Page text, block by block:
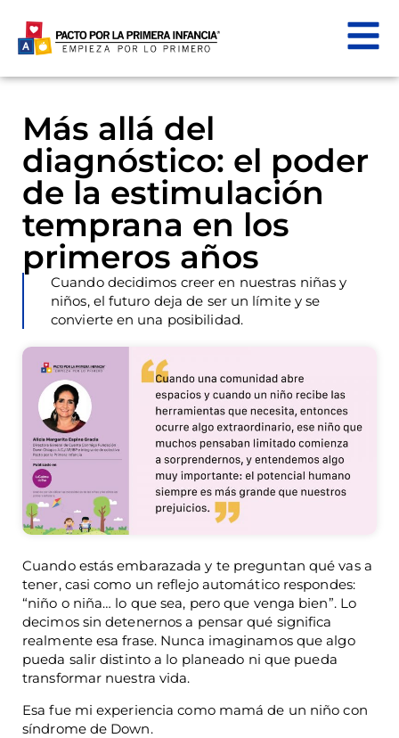
Más allá del
diagnóstico: el poder
de la estimulación
temprana en los
primeros años
Cuando decidimos creer en nuestras niñas y
niños, el futuro deja de ser un límite y se
convierte en una posibilidad.
Cuando estás embarazada y te preguntan qué vas a
tener, casi como un reflejo automático respondes:
“niño o niña… lo que sea, pero que venga bien”. Lo
decimos sin detenernos a pensar qué significa
realmente esa frase. Nunca imaginamos que algo
pueda salir distinto a lo planeado ni que pueda
transformar nuestra vida.
Esa fue mi experiencia como mamá de un niño con
síndrome de Down.